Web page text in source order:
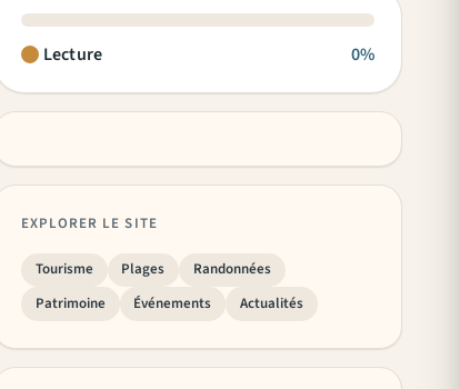
Lecture 0%
EXPLORER LE SITE
Tourisme Plages
Randonnées
Patrimoine
Événements Actualités